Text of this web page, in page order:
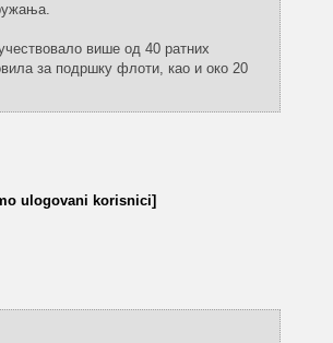
више од 40 ратних
за подршку флоти, као и око 20
ulogovani korisnici]